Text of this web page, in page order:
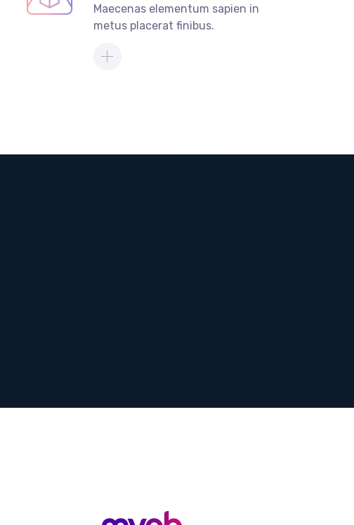
Maecenas elementum sapien in
metus placerat finibus.